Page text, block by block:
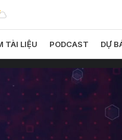
TÀI LIỆU PODCAST DỰ